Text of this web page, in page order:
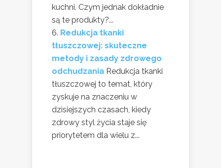
kuchni. Czym jednak dokładnie
są te produkty?...
Redukcja tkanki
tłuszczowej: skuteczne
metody i zasady zdrowego
odchudzania Redukcja tkanki
tłuszczowej to temat, który
zyskuje na znaczeniu w
dzisiejszych czasach, kiedy
zdrowy styl życia staje się
priorytetem dla wielu z...